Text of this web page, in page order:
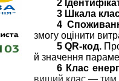
2
3 Шкала
4
змогу оцінити
5 QR-код.
й значення
6 Клас
вищий клас — тим